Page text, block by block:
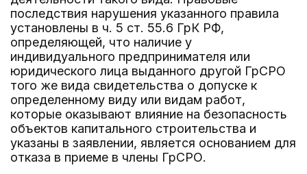
последствия нарушения указанного правила
установлены в ч. 5 ст. 55.6 ГрК РФ,
определяющей, что наличие у
индивидуального предпринимателя или
юридического лица выданного другой ГрСРО
того же вида свидетельства о допуске к
определенному виду или видам работ,
которые оказывают влияние на безопасность
объектов капитального строительства и
указаны в заявлении, является основанием для
отказа в приеме в члены ГрСРО.